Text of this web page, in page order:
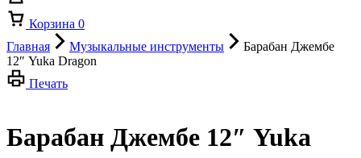
Корзина 0
Главная
Музыкальные инструменты
Барабан Джембе
12″ Yuka Dragon
Печать
Барабан Джембе 12″ Yuka